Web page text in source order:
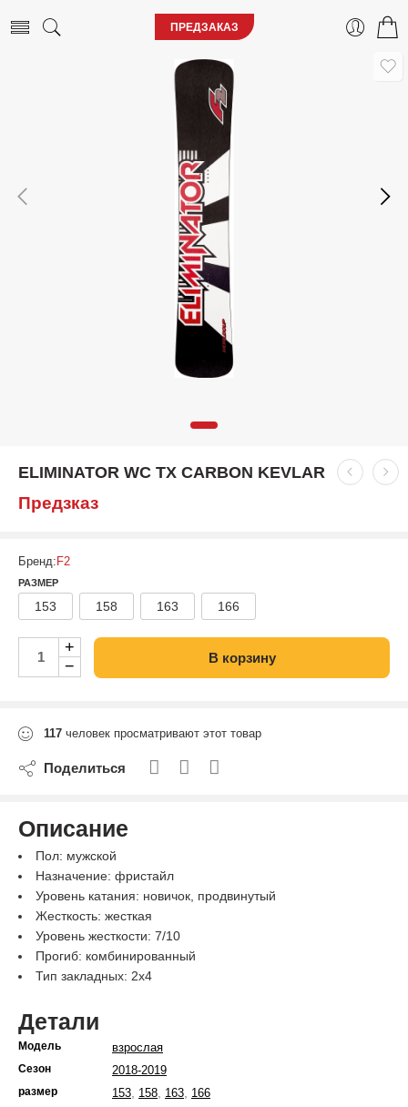
ПРЕДЗАКАЗ
ELIMINATOR WC TX CARBON KEVLAR
Предзказ
Бренд: F2
РАЗМЕР
153 158 163 166
+
−
В корзину
117 человек просматривают этот товар
Поделиться
Описание
Пол: мужской
Назначение: фристайл
Уровень катания: новичок, продвинутый
Жесткость: жесткая
Уровень жесткости: 7/10
Прогиб: комбинированный
Тип закладных: 2х4
Детали
Модель взрослая
Сезон 2018-2019
размер 153 158 163 166